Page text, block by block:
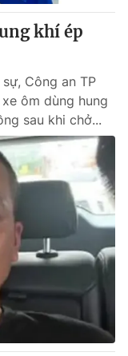
khí ép
Công an TP
ôm dùng hung
sau khi chở...